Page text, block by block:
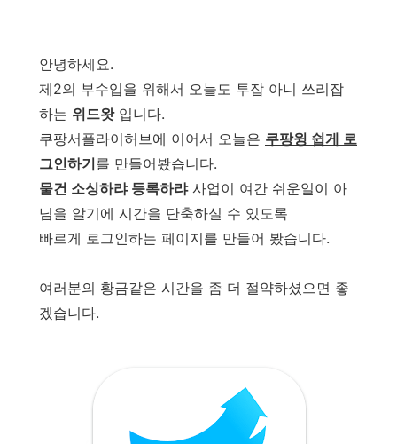
안녕하세요.
제2의 부수입을 위해서 오늘도 투잡 아니 쓰리잡
하는 위드왓입니다.
쿠팡서플라이허브에 이어서 오늘은 쿠팡윙 쉽게 로
그인하기를 만들어봤습니다.
물건 소싱하랴 등록하랴사업이 여간 쉬운일이 아
님을 알기에 시간을 단축하실 수 있도록
빠르게 로그인하는 페이지를 만들어 봤습니다.
여러분의 황금같은 시간을 좀 더 절약하셨으면 좋
겠습니다.